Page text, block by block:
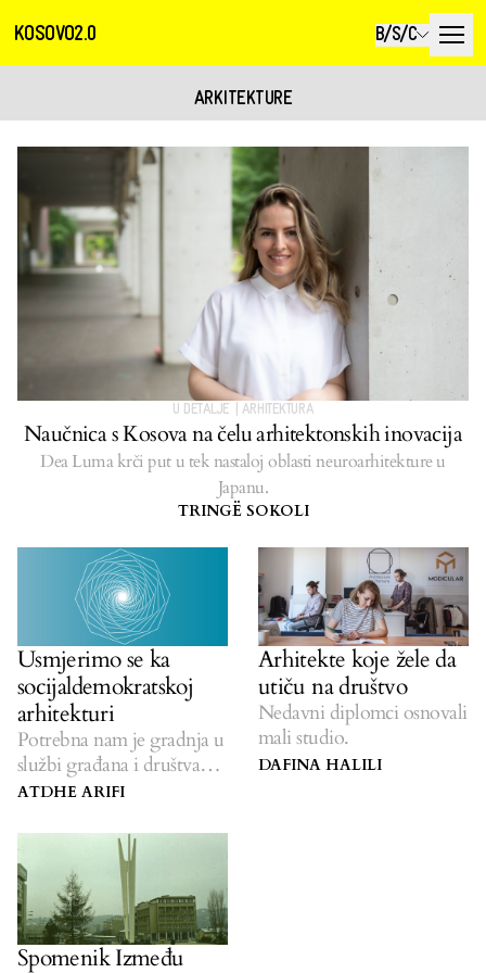
KOSOVO2.0 B/S/C
ARKITEKTURE
U DETALJE ARHITEKTURA
Naučnica s Kosova na čelu arhitektonskih inovacija
Dea Luma krči put u tek nastaloj oblasti neuroarhitekture u
Japanu.
TRINGË SOKOLI
Usmjerimo se ka
socijaldemokratskoj
arhitekturi
Potrebna nam je gradnja u
službi građana i društva
uopće.
ATDHE ARIFI
Arhitekte koje žele da
utiču na društvo
Nedavni diplomci osnovali
mali studio.
DAFINA HALILI
Spomenik Između